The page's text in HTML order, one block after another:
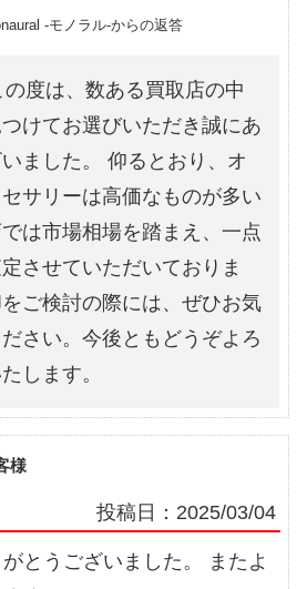
-モノラル-からの返答
は、数ある買取店の中
けてお選びいただき誠にあ
ました。 仰るとおり、オ
サリーは高価なものが多い
は市場相場を踏まえ、一点
させていただいておりま
ご検討の際には、ぜひお気
さい。今後ともどうぞよろ
します。
様
投稿日： 2025/03/04
とうございました。 またよ